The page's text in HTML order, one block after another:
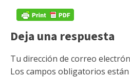
Deja una respuesta
Tu dirección de correo
Los campos obligatorios